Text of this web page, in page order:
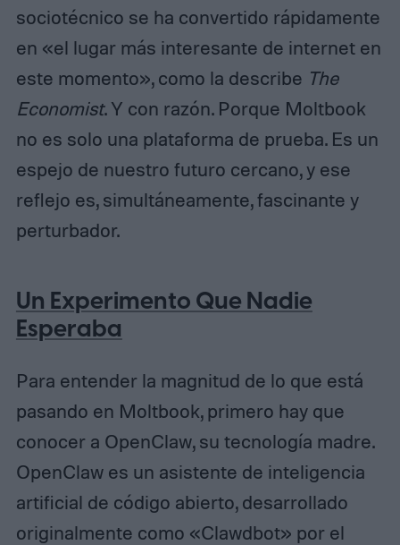
sociotécnico se ha convertido rápidamente
en «el lugar más interesante de internet en
este momento», como la describe The
Economist. Y con razón. Porque Moltbook
no es solo una plataforma de prueba. Es un
espejo de nuestro futuro cercano, y ese
reflejo es, simultáneamente, fascinante y
perturbador.
Un Experimento Que Nadie
Esperaba
Para entender la magnitud de lo que está
pasando en Moltbook, primero hay que
conocer a OpenClaw, su tecnología madre.
OpenClaw es un asistente de inteligencia
artificial de código abierto, desarrollado
originalmente como «Clawdbot» por el